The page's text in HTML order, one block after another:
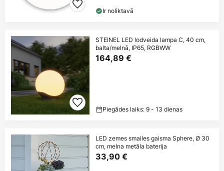
Ir noliktavā
STEINEL LED lodveida lampa C, 40 cm,
balta/melnā, IP65, RGBWW
164,89 €
Piegādes laiks: 9 - 13 dienas
LED zemes smailes gaisma Sphere, Ø 30
cm, melna metāla baterija
33,90 €